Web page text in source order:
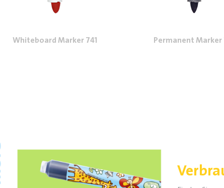
Whiteboard Marker 741 Permanent Marker